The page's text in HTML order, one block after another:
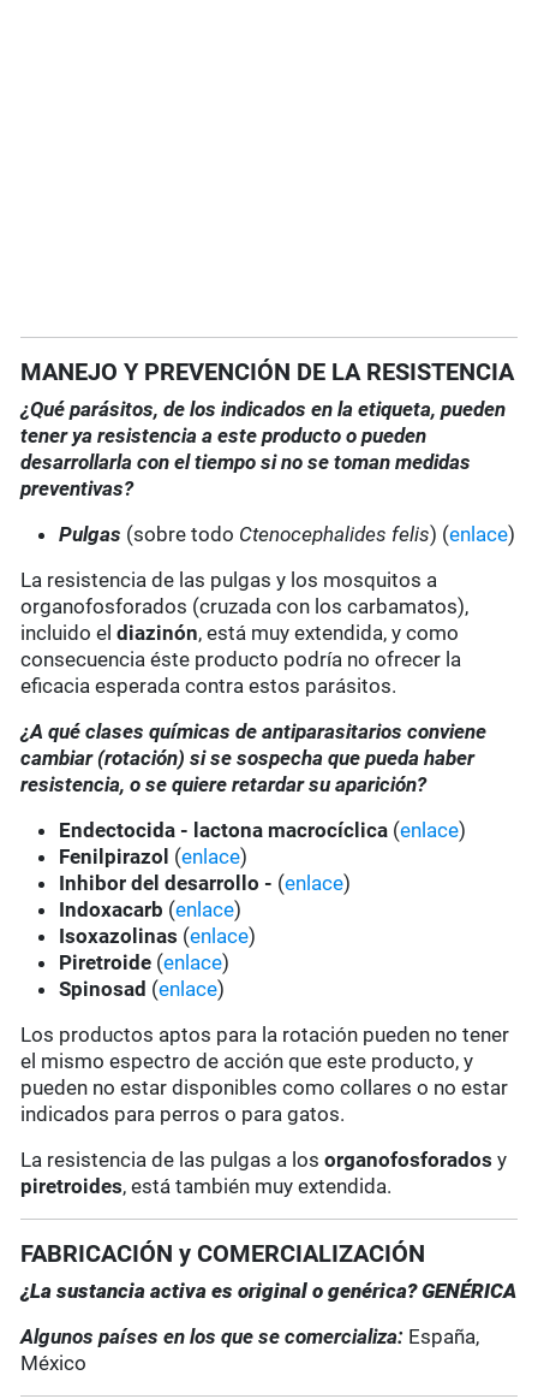
MANEJO Y PREVENCIÓN DE LA RESISTENCIA
¿Qué parásitos, de los indicados en la etiqueta, pueden
tener ya resistencia a este producto o pueden
desarrollarla con el tiempo si no se toman medidas
preventivas?
Pulgas (sobre todo Ctenocephalides felis) (enlace)
La resistencia de las pulgas y los mosquitos a
organofosforados (cruzada con los carbamatos),
incluido eldiazinón, está muy extendida, y como
consecuencia éste producto podría no ofrecer la
eficacia esperada contra estos parásitos.
¿A qué clases químicas de antiparasitarios conviene
cambiar (rotación) si se sospecha que pueda haber
resistencia, o se quiere retardar su aparición?
Endectocida - lactona macrocíclica (enlace)
Fenilpirazol (enlace)
Inhibor del desarrollo - (enlace)
Indoxacarb (enlace)
Isoxazolinas (enlace)
Piretroide (enlace)
Spinosad (enlace)
Los productos aptos para la rotación pueden no tener
el mismo espectro de acción que este producto, y
pueden no estar disponibles como collares o no estar
indicados para perros o para gatos.
La resistencia de las pulgas a losorganofosforados y
piretroides, está también muy extendida.
FABRICACIÓN y COMERCIALIZACIÓN
¿La sustancia activa es original o genérica? GENÉRICA
Algunos países en los que se comercializa: España,
México